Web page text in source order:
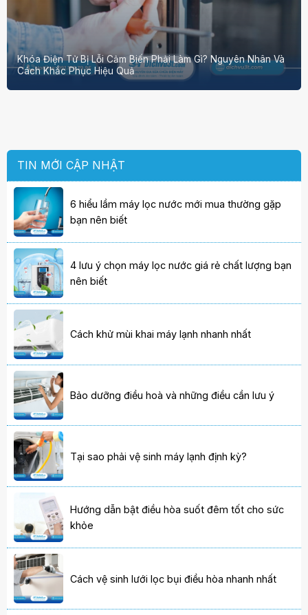
Khóa Điện Tử Bị Lỗi Cảm Biến Phải Làm Gì? Nguyên Nhân Và
Cách Khắc Phục Hiệu Quả
TIN MỚI CẬP NHẬT
6 hiểu lầm máy lọc nước mới mua thường gặp
bạn nên biết
4 lưu ý chọn máy lọc nước giá rẻ chất lượng bạn
nên biết
Cách khử mùi khai máy lạnh nhanh nhất
Bảo dưỡng điều hoà và những điều cần lưu ý
Tại sao phải vệ sinh máy lạnh định kỳ?
Hướng dẫn bật điều hòa suốt đêm tốt cho sức
khỏe
Cách vệ sinh lưới lọc bụi điều hòa nhanh nhất